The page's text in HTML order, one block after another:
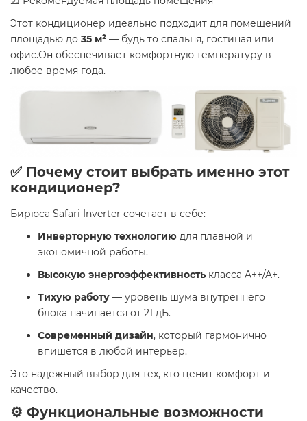
Этот кондиционер идеально подходит для помещений
площадью до 35 м² — будь то спальня, гостиная или
офис.Он обеспечивает комфортную температуру в
любое время года.
✅ Почему стоит выбрать именно этот
кондиционер?
Бирюса Safari Inverter сочетает в себе:
Инверторную технологию для плавной и
экономичной работы.
Высокую энергоэффективность класса A++/A+.
Тихую работу — уровень шума внутреннего
блока начинается от 21 дБ.
Современный дизайн, который гармонично
впишется в любой интерьер.
Это надежный выбор для тех, кто ценит комфорт и
качество.
⚙️ Функциональные возможности